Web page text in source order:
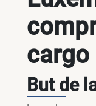
cargo
But de